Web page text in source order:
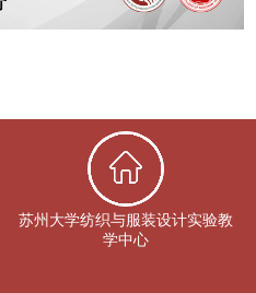
苏州大学纺织与服装设计实验教
学中心